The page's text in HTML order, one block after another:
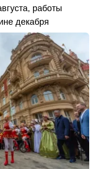
работы
декабря